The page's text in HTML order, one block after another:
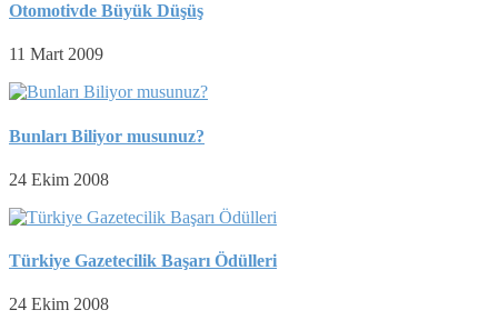
Otomotivde Büyük Düşüş
11 Mart 2009
Bunları Biliyor musunuz?
24 Ekim 2008
Türkiye Gazetecilik Başarı Ödülleri
24 Ekim 2008